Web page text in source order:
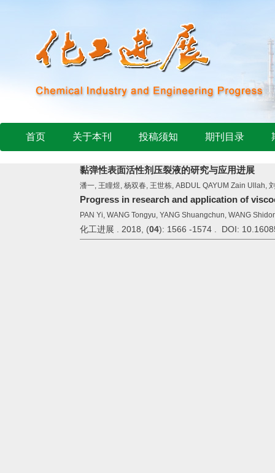
首页 关于本刊 投稿须知 期刊目录
黏弹性表面活性剂压裂液的研究与应用进展
潘一, 王瞳煜, 杨双春, 王世栋, ABDUL QAYUM Zain Ullah,
Progress in research and application of
PAN Yi, WANG Tongyu, YANG Shuangchun, WANG
化工进展 . 2018, (04): 1566 -1574 . DOI: